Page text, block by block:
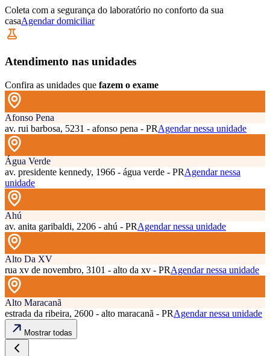
Coleta com a segurança do laboratório no conforto da sua
casaAgendar domiciliar
Atendimento nas unidades
Confira as unidades que fazem o exame
Afonso Pena
av. rui barbosa, 5231 - afonso pena - PRAgendar nessa unidade
Água Verde
av. presidente kennedy, 1966 - água verde - PRAgendar nessa
unidade
Ahú
av. anita garibaldi, 2206 - ahú - PRAgendar nessa unidade
Alto Da XV
rua xv de novembro, 3101 - alto da xv - PRAgendar nessa unidade
Alto Maracanã
estrada da ribeira, 2600 - alto maracanã - PRAgendar nessa unidade
Mostrar todas